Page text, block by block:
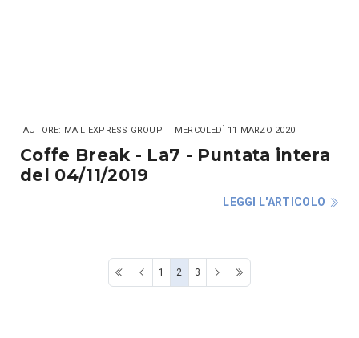
AUTORE: MAIL EXPRESS GROUP MERCOLEDÌ 11 MARZO 2020
Coffe Break - La7 - Puntata intera
del 04/11/2019
LEGGI L'ARTICOLO
1 2 3